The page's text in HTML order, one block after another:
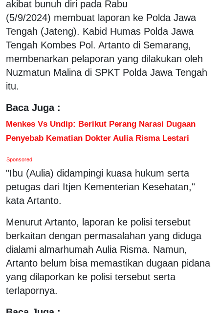
akibat bunuh diri pada Rabu
(5/9/2024) membuat laporan ke Polda Jawa
Tengah (Jateng). Kabid Humas Polda Jawa
Tengah Kombes Pol. Artanto di Semarang,
membenarkan pelaporan yang dilakukan oleh
Nuzmatun Malina di SPKT Polda Jawa Tengah
itu.
Baca Juga :
Menkes Vs Undip: Berikut Perang Narasi Dugaan
Penyebab Kematian Dokter Aulia Risma Lestari
Sponsored
"Ibu (Aulia) didampingi kuasa hukum serta
petugas dari Itjen Kementerian Kesehatan,"
kata Artanto.
Menurut Artanto, laporan ke polisi tersebut
berkaitan dengan permasalahan yang diduga
dialami almarhumah Aulia Risma. Namun,
Artanto belum bisa memastikan dugaan pidana
yang dilaporkan ke polisi tersebut serta
terlapornya.